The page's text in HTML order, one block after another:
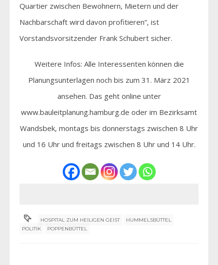
Quartier zwischen Bewohnern, Mietern und der
Nachbarschaft wird davon profitieren“, ist
Vorstandsvorsitzender Frank Schubert sicher.
Weitere Infos: Alle Interessenten können die
Planungsunterlagen noch bis zum 31. März 2021
ansehen. Das geht online unter
www.bauleitplanung.hamburg.de oder im Bezirksamt
Wandsbek, montags bis donnerstags zwischen 8 Uhr
und 16 Uhr und freitags zwischen 8 Uhr und 14 Uhr.
HOSPITAL ZUM HEILIGEN GEIST
HUMMELSBÜTTEL
POLITIK
POPPENBÜTTEL